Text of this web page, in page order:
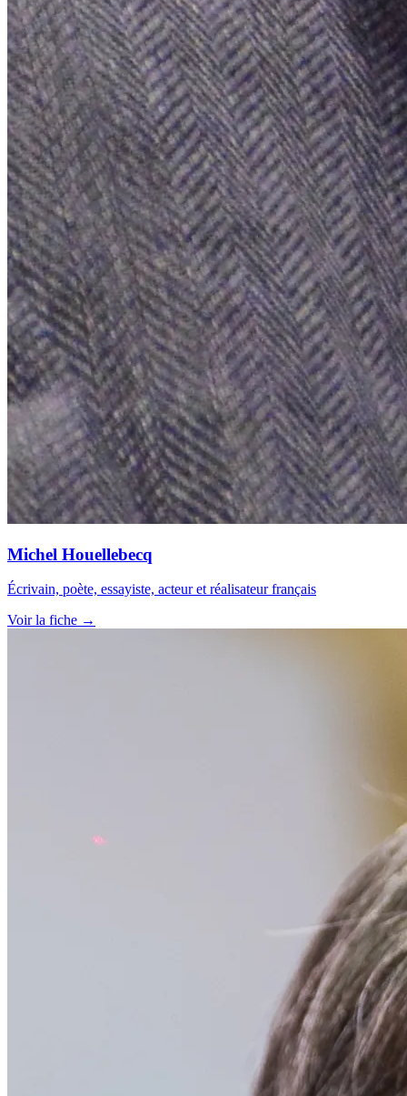
Michel Houellebecq
Écrivain, poète, essayiste, acteur et réalisateur français
Voir la fiche →